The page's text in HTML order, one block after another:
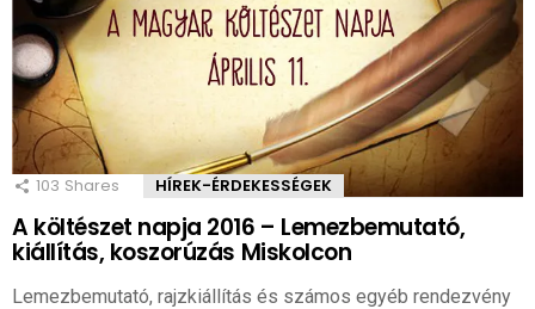
103 Shares HÍREK-ÉRDEKESSÉGEK
A költészet napja 2016 – Lemezbemutató,
kiállítás, koszorúzás Miskolcon
Lemezbemutató, rajzkiállítás és számos egyéb rendezvény